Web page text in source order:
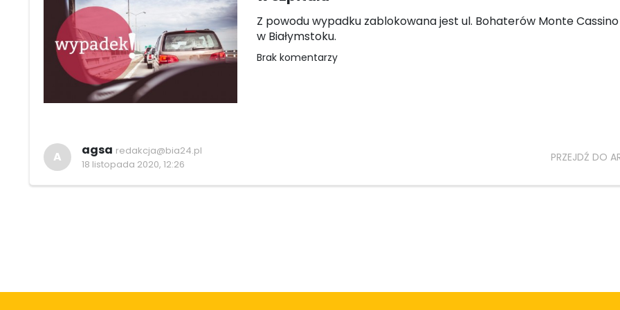
Z powodu wypadku zablokowana jest ul. Bohaterów Monte Cassino
w Białymstoku.
Brak komentarzy
A agsa redakcja@bia24.pl
18 listopada 2020, 12:26
PRZEJDŹ DO